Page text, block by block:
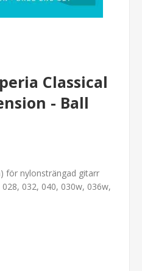
Classical
- Ball
för nylonsträngad gitarr
032, 040, 030w, 036w,